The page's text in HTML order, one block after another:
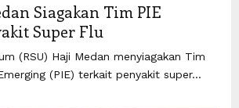
Siagakan Tim PIE
Super Flu
(RSU) Haji Medan menyiagakan Tim
(PIE) terkait penyakit super...